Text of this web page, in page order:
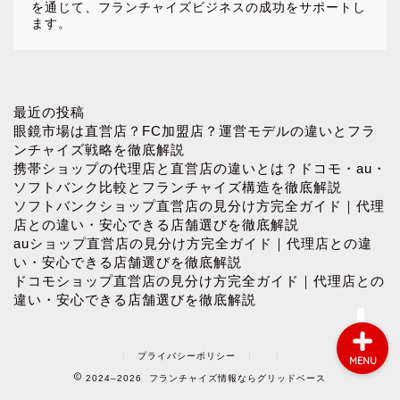
を通じて、フランチャイズビジネスの成功をサポートし
ます。
最近の投稿
眼鏡市場は直営店？FC加盟店？運営モデルの違いとフラ
ンチャイズ戦略を徹底解説
携帯ショップの代理店と直営店の違いとは？ドコモ・au・
ソフトバンク比較とフランチャイズ構造を徹底解説
ソフトバンクショップ直営店の見分け方完全ガイド｜代理
店との違い・安心できる店舗選びを徹底解説
auショップ直営店の見分け方完全ガイド｜代理店との違
い・安心できる店舗選びを徹底解説
ドコモショップ直営店の見分け方完全ガイド｜代理店との
違い・安心できる店舗選びを徹底解説
プライバシーポリシー
2024–2026 フランチャイズ情報ならグリッドベース
MENU
お問い合わせ
プロフィール
プライバシーポリシー